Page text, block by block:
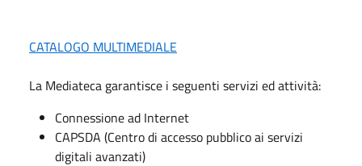
CATALOGO MULTIMEDIALE
La Mediateca garantisce i seguenti servizi ed attività:
Connessione ad Internet
CAPSDA (Centro di accesso pubblico ai servizi
digitali avanzati)